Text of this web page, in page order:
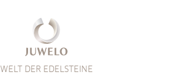
WELT DER EDELSTEINE